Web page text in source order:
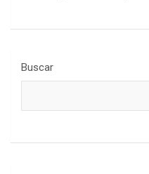
Buscar